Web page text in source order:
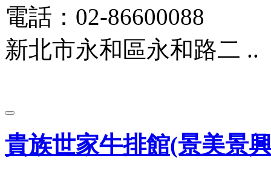
電話：02-86600088
新北市永和區永和路二 ..
貴族世家牛排館(景美景